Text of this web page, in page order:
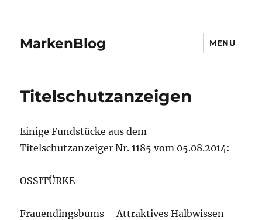
MarkenBlog MENU
Titelschutzanzeigen
Einige Fundstücke aus dem
Titelschutzanzeiger Nr. 1185 vom 05.08.2014:
OSSITÜRKE
Frauendingsbums – Attraktives Halbwissen